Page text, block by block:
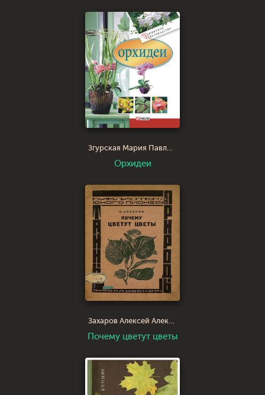
Згурская Мария Павловна
Орхидеи
Захаров Алексей Александрович
Почему цветут цветы